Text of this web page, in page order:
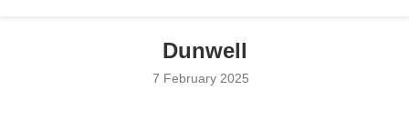
Dunwell
7 February 2025